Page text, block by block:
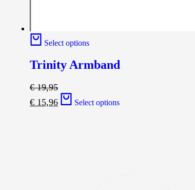
Select options
Trinity Armband
€19,95
€ 15,96 Select options